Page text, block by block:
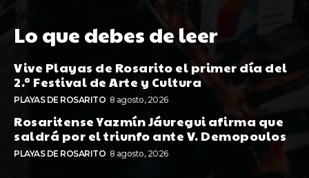
Lo que debes de leer
Vive Playas de Rosarito el primer día del
2.º Festival de Arte y Cultura
PLAYAS DE ROSARITO 8 agosto, 2026
Rosaritense Yazmín Jáuregui afirma que
saldrá por el triunfo ante V. Demopoulos
PLAYAS DE ROSARITO 8 agosto, 2026